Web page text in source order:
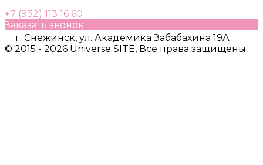
+7 (932) 113 16 60
Заказать звонок
г. Снежинск, ул. Академика Забабахина 19А
© 2015 - 2026 Universe SITE, Все права защищены